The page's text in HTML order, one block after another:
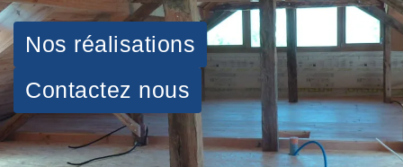
Nos réalisations
Contactez nous